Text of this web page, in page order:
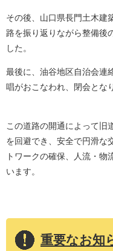
その後、山口県長門土木建
路を振り返りながら整備後
した。
最後に、油谷地区自治会連
唱がおこなわれ、閉会とな
この道路の開通によって旧
を回避でき、安全で円滑な
トワークの確保、人流・物
います。
重要なお知